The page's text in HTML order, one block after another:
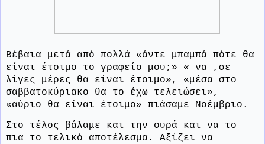
Βέβαια μετά από πολλά «άντε μπαμπά πότε θα
είναι έτοιμο το γραφείο μου;» « να ,σε
λίγες μέρες θα είναι έτοιμο», «μέσα στο
σαββατοκύριακο θα το έχω τελειώσει»,
«αύριο θα είναι έτοιμο» πιάσαμε Νοέμβριο.
Στο τέλος βάλαμε και την ουρά και να το
πια το τελικό αποτέλεσμα. Αξίζει να